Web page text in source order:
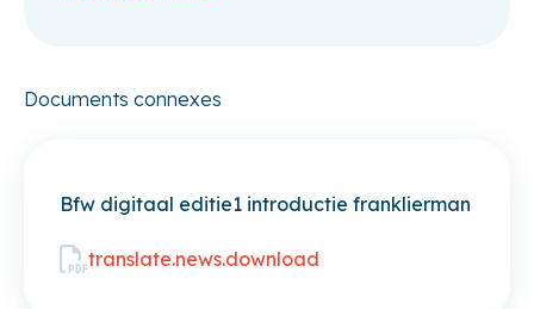
Documents connexes
Bfw digitaal editie1 introductie franklierman
translate.news.download